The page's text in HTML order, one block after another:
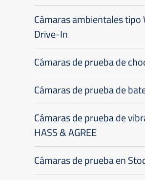
Cámaras ambientales
Drive-In
Cámaras de prueba de
Cámaras de prueba de
Cámaras de prueba de
HASS & AGREE
Cámaras de prueba en